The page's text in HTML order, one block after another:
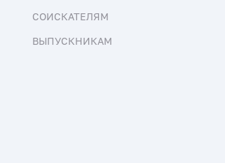
СОИСКАТЕЛЯМ
ВЫПУСКНИКАМ